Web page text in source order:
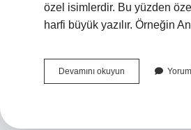
özel isimlerdir. Bu yüzden
harfi büyük yazılır. Örneğin
Devamını okuyun Anıtkabir
Özel